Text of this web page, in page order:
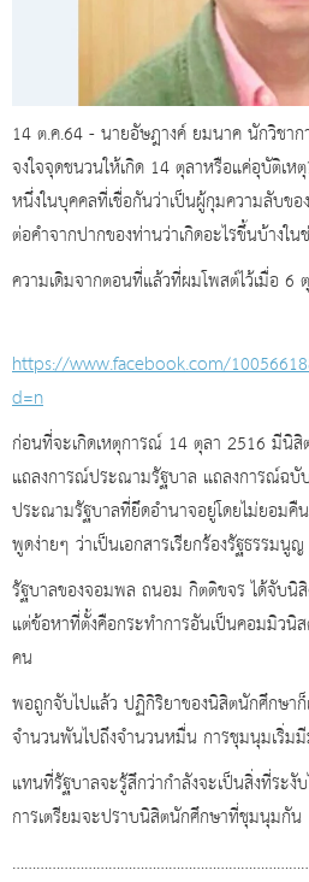
14 ต.ค.64 - นายอัษฎางค์ ยมนาค นักวิชาก
จงใจจุดชนวนให้เกิด 14 ตุลาหรือแค่อุบัติเ
หนึ่งในบุคคลที่เชื่อกันว่าเป็นผู้กุมความลับข
ต่อคำจากปากของท่านว่าเกิดอะไรขึ้นบ้างใน
ความเดิมจากตอนที่แล้วที่ผมโพสต์ไว้เมื่อ 6
https://www.facebook.com/
d=n
ก่อนที่จะเกิดเหตุการณ์ 14 ตุลา 2516 มีนิ
แถลงการณ์ประณามรัฐบาล แถลงการณ์ฉ
ประณามรัฐบาลที่ยึดอำนาจอยู่โดยไม่ยอมคื
พูดง่ายๆ ว่าเป็นเอกสารเรียกร้องรัฐธรรมนูญ
รัฐบาลของจอมพล ถนอม กิตติขจร ได้จับนิ
แต่ข้อหาที่ตั้งคือกระทำการอันเป็นคอมมิวนิ
คน
พอถูกจับไปแล้ว ปฏิกิริยาของนิสิตนักศึกษา
จำนวนพันไปถึงจำนวนหมื่น การชุมนุมเริ่
แทนที่รัฐบาลจะรู้สึกว่ากำลังจะเป็นสิ่งที่ระงั
การเตรียมจะปราบนิสิตนักศึกษาที่ชุมนุมกัน